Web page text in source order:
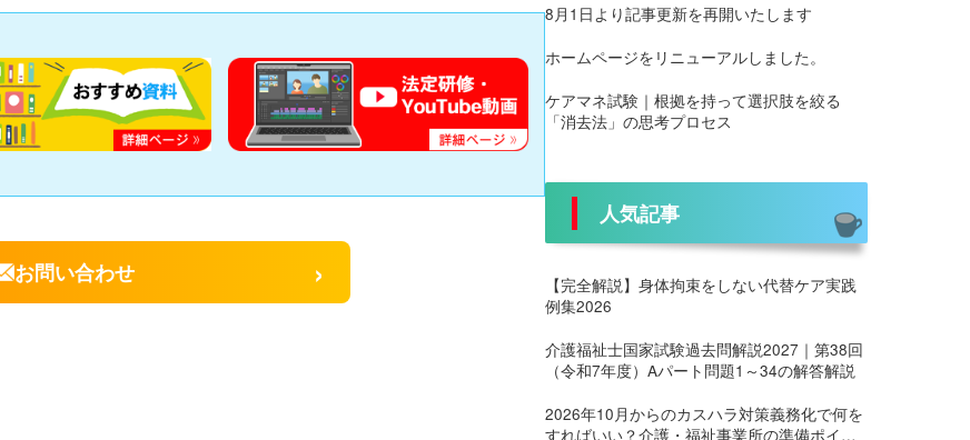
お問い合わせ ›
8月1日より記事更新を再開いたします
ホームページをリニューアルしました。
ケアマネ試験｜根拠を持って選択肢を絞る
「消去法」の思考プロセス
人気記事
【完全解説】身体拘束をしない代替ケア実践
例集2026
介護福祉士国家試験過去問解説2027｜第38回
（令和7年度）Aパート問題1～34の解答解説
2026年10月からのカスハラ対策義務化で何を
すればいい？介護・福祉事業所の準備ポイン